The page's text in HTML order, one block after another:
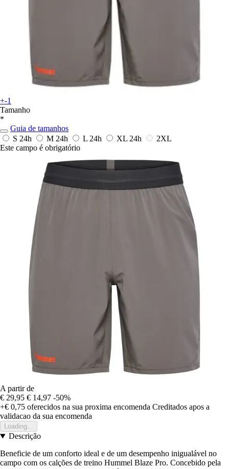
+-1
Tamanho
*
Guia de tamanhos
S 24h M 24h L 24h XL 24h
2XL
Este campo é obrigatório
A partir de
€ 29,95 € 14,97 -50%
+€ 0,75 oferecidos na sua proxima encomenda Creditados apos a
validacao da sua encomenda
Loading...
Descrição
Beneficie de um conforto ideal e de um desempenho inigualável no
campo com os calções de treino Hummel Blaze Pro. Concebido pela